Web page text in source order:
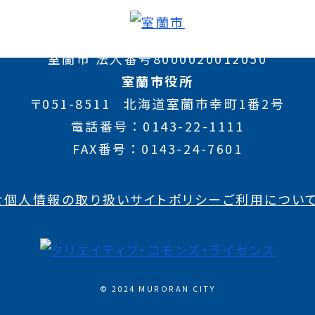
室蘭市 法人番号8000020012050
室蘭市役所
〒051-8511
北海道室蘭市幸町1番2号
電話番号
0143-22-1111
FAX番号
0143-24-7601
個人情報の取り扱いサイトポリシーご利用について
© 2024 MURORAN CITY